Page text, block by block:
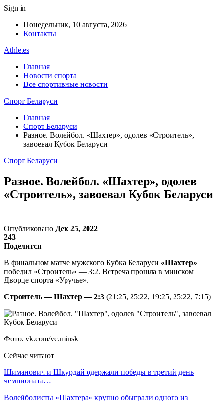
Sign in
Понедельник, 10 августа, 2026
Контакты
Athletes
Главная
Новости спорта
Все спортивные новости
Спорт Беларуси
Главная
Спорт Беларуси
Разное. Волейбол. «Шахтер», одолев «Строитель»,
завоевал Кубок Беларуси
Спорт Беларуси
Разное. Волейбол. «Шахтер», одолев
«Строитель», завоевал Кубок Беларуси
Опубликовано Дек 25, 2022
243
Поделится
В финальном матче мужского Кубка Беларуси «Шахтер»
победил «Строитель» — 3:2. Встреча прошла в минском
Дворце спорта «Уручье».
Строитель — Шахтер — 2:3 (21:25, 25:22, 19:25, 25:22, 7:15)
Фото: vk.com/vc.minsk
Сейчас читают
Шиманович и Шкурдай одержали победы в третий день
чемпионата…
Волейболисты «Шахтера» крупно обыграли одного из